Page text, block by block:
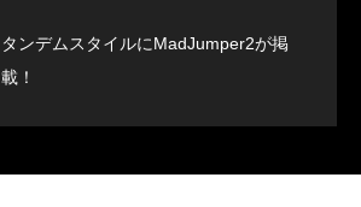
タンデムスタイルにMadJumper2が掲
載！